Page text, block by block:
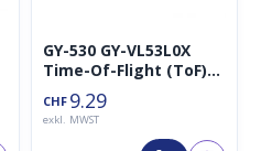
GY-530 GY-VL53L0X
Time-Of-Flight (ToF)
Laser Distanzsensor
CHF 9.29
exkl. MWST